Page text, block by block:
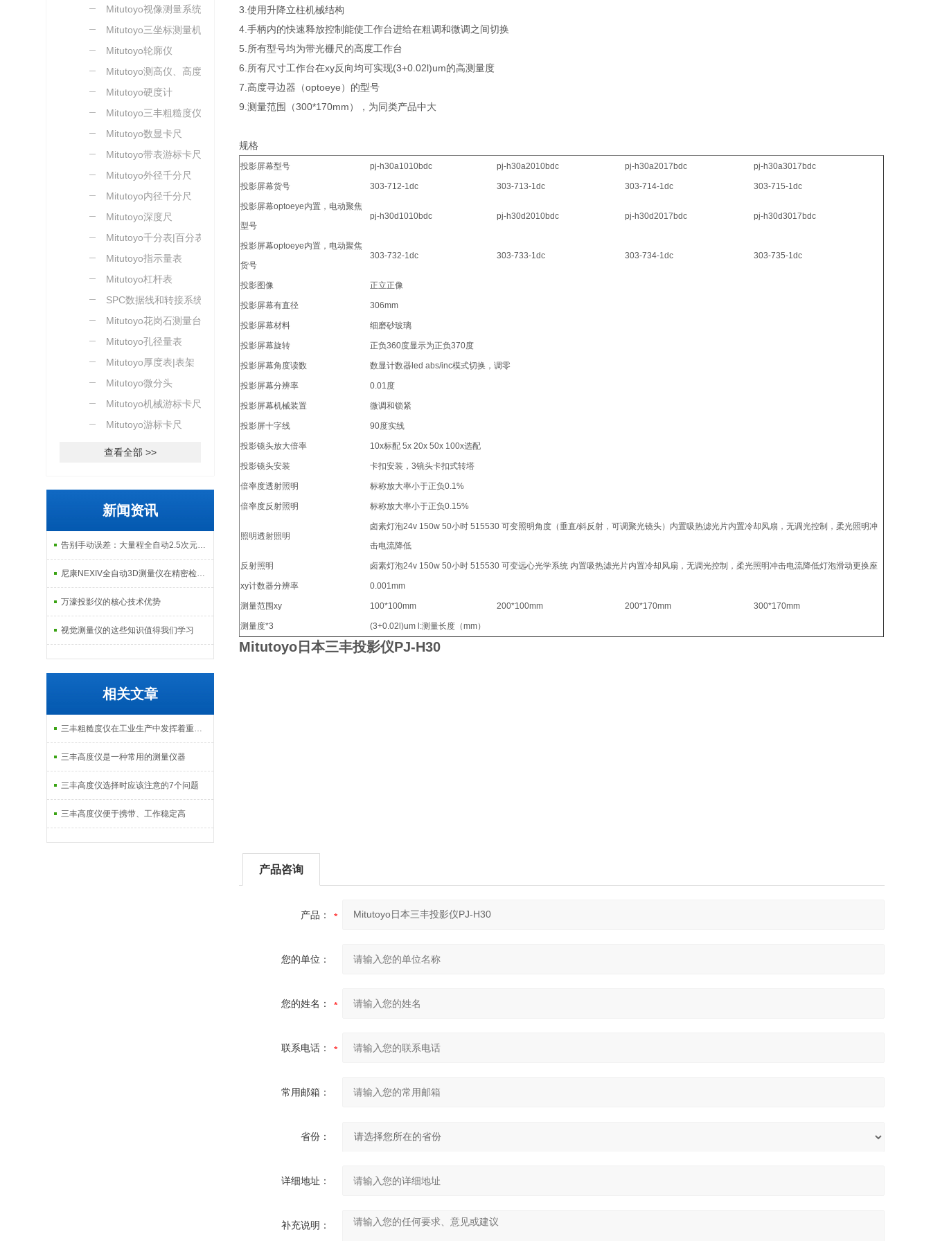
Mitutoyo视像测量系统
Mitutoyo三坐标测量机
Mitutoyo轮廓仪
Mitutoyo测高仪、高度尺
Mitutoyo硬度计
Mitutoyo三丰粗糙度仪
Mitutoyo数显卡尺
Mitutoyo带表游标卡尺
Mitutoyo外径千分尺
Mitutoyo内径千分尺
Mitutoyo深度尺
Mitutoyo千分表|百分表
Mitutoyo指示量表
Mitutoyo杠杆表
SPC数据线和转接系统
Mitutoyo花岗石测量台
Mitutoyo孔径量表
Mitutoyo厚度表|表架
Mitutoyo微分头
Mitutoyo机械游标卡尺
Mitutoyo游标卡尺
查看全部 >>
新闻资讯
告别手动误差：大量程全自动2.5次元测量机如何实现高效精密质检？
尼康NEXIV全自动3D测量仪在精密检测中的应用
万濠投影仪的核心技术优势
视觉测量仪的这些知识值得我们学习
相关文章
三丰粗糙度仪在工业生产中发挥着重要的作用
三丰高度仪是一种常用的测量仪器
三丰高度仪选择时应该注意的7个问题
三丰高度仪便于携带、工作稳定高
3.使用升降立柱机械结构
4.手柄内的快速释放控制能使工作台进给在粗调和微调之间切换
5.所有型号均为带光栅尺的高度工作台
6.所有尺寸工作台在xy反向均可实现(3+0.02l)um的高测量度
7.高度寻边器（optoeye）的型号
9.测量范围（300*170mm），为同类产品中大
规格
投影屏幕型号 pj-h30a1010bdc pj-h30a2010bdc pj-h30a2017bdc pj-h30a3017bdc
投影屏幕货号 303-712-1dc 303-713-1dc 303-714-1dc 303-715-1dc
投影屏幕optoeye内置，电动聚焦
型号
pj-h30d1010bdc pj-h30d2010bdc pj-h30d2017bdc pj-h30d3017bdc
投影屏幕optoeye内置，电动聚焦
货号
303-732-1dc 303-733-1dc 303-734-1dc 303-735-1dc
投影图像 正立正像
投影屏幕有直径 306mm
投影屏幕材料 细磨砂玻璃
投影屏幕旋转 正负360度显示为正负370度
投影屏幕角度读数 数显计数器led abs/inc模式切换，调零
投影屏幕分辨率 0.01度
投影屏幕机械装置 微调和锁紧
投影屏十字线 90度实线
投影镜头放大倍率 10x标配 5x 20x 50x 100x选配
投影镜头安装 卡扣安装，3镜头卡扣式转塔
倍率度透射照明 标称放大率小于正负0.1%
倍率度反射照明 标称放大率小于正负0.15%
照明透射照明
卤素灯泡24v 150w 50小时 515530 可变照明角度（垂直/斜反射，可调聚光镜头）内置吸热滤光片内置冷却风扇，无调光控制，柔光照明冲
击电流降低
反射照明 卤素灯泡24v 150w 50小时 515530 可变远心光学系统 内置吸热滤光片内置冷却风扇，无调光控制，柔光照明冲击电流降低灯泡滑动更换座
xy计数器分辨率 0.001mm
测量范围xy 100*100mm 200*100mm 200*170mm 300*170mm
测量度*3 (3+0.02l)um l:测量长度（mm）
Mitutoyo日本三丰投影仪PJ-H30
产品咨询
产品：
您的单位：
您的姓名：
联系电话：
常用邮箱：
省份：
详细地址：
补充说明：